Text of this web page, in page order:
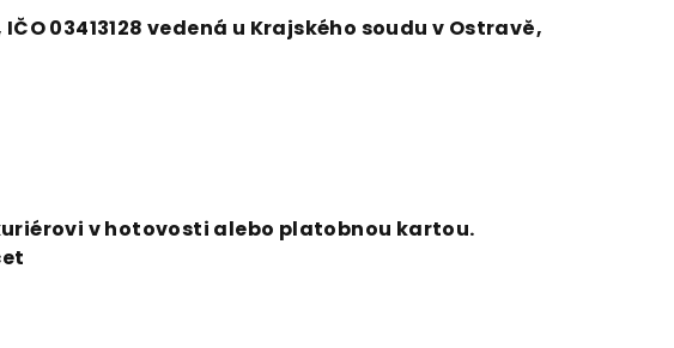
03413128 vedená u Krajského soudu v Ostravě,
v hotovosti alebo platobnou kartou.